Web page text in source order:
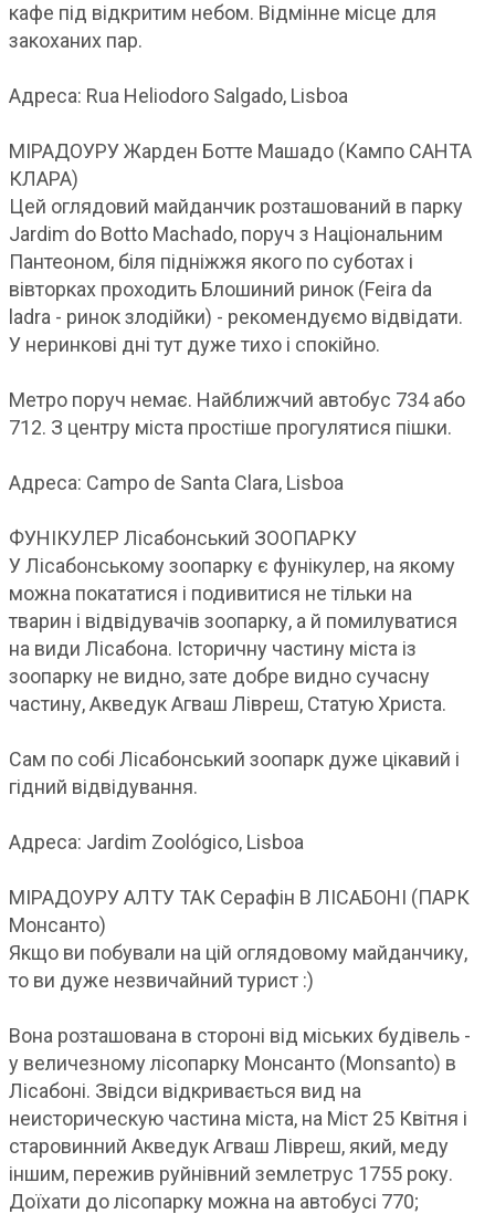
кафе під відкритим небом. Відмінне місце для
закоханих пар.
Адреса: Rua Heliodoro Salgado, Lisboa
МІРАДОУРУ Жарден Ботте Машадо (Кампо САНТА
КЛАРА)
Цей оглядовий майданчик розташований в парку
Jardim do Botto Machado, поруч з Національним
Пантеоном, біля підніжжя якого по суботах і
вівторках проходить Блошиний ринок (Feira da
ladra - ринок злодійки) - рекомендуємо відвідати.
У неринкові дні тут дуже тихо і спокійно.
Метро поруч немає. Найближчий автобус 734 або
712. З центру міста простіше прогулятися пішки.
Адреса: Campo de Santa Clara, Lisboa
ФУНІКУЛЕР Лісабонський ЗООПАРКУ
У Лісабонському зоопарку є фунікулер, на якому
можна покататися і подивитися не тільки на
тварин і відвідувачів зоопарку, а й помилуватися
на види Лісабона. Історичну частину міста із
зоопарку не видно, зате добре видно сучасну
частину, Акведук Агваш Лівреш, Статую Христа.
Сам по собі Лісабонський зоопарк дуже цікавий і
гідний відвідування.
Адреса: Jardim Zoológico, Lisboa
МІРАДОУРУ АЛТУ ТАК Серафін В ЛІСАБОНІ (ПАРК
Монсанто)
Якщо ви побували на цій оглядовому майданчику,
то ви дуже незвичайний турист :)
Вона розташована в стороні від міських будівель -
у величезному лісопарку Монсанто (Monsanto) в
Лісабоні. Звідси відкривається вид на
неисторическую частина міста, на Міст 25 Квітня і
старовинний Акведук Агваш Лівреш, який, меду
іншим, пережив руйнівний землетрус 1755 року.
Доїхати до лісопарку можна на автобусі 770;